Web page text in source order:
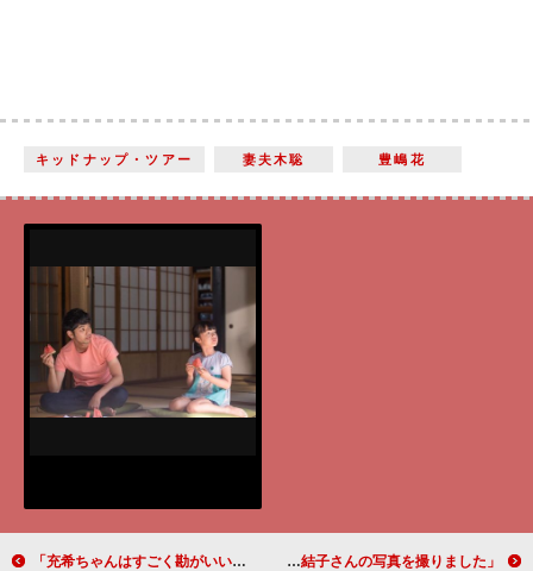
キッドナップ・ツアー 妻夫木聡 豊嶋花
「充希ちゃんはすごく勘がいいと思います」 唐沢寿明（花山伊佐次） 【とと姉ちゃん インタビュー】 「本当におきれいなので、こっそり鈴木京香さんと竹内結子さんの写真を撮りました」小日向文世（豊臣秀吉）【真田丸 インタビュー】